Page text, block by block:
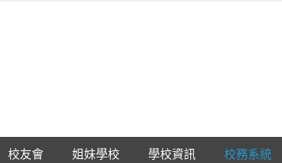
校友會 姐妹學校 學校資訊 校務系統